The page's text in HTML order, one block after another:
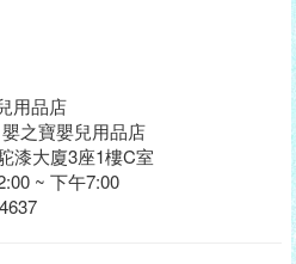
用品店
之寶嬰兒用品店
漆大廈3座1樓C室
~ 下午7:00